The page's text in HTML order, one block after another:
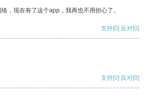
，现在有了这个app，我再也不用担心了。
支持[0] 反对[0]
支持[0] 反对[0]